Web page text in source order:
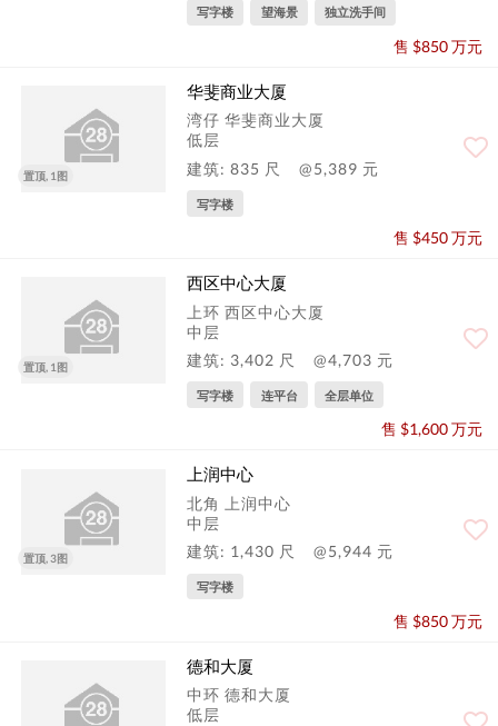
写字楼 望海景 独立洗手间
售 $850 万元
置顶, 1图
华斐商业大厦
湾仔 华斐商业大厦
低层
建筑: 835 尺
@5,389 元
写字楼
售 $450 万元
置顶, 1图
西区中心大厦
上环 西区中心大厦
中层
建筑: 3,402 尺
@4,703 元
写字楼 连平台 全层单位
售 $1,600 万元
置顶, 3图
上润中心
北角 上润中心
中层
建筑: 1,430 尺
@5,944 元
写字楼
售 $850 万元
德和大厦
中环 德和大厦
低层